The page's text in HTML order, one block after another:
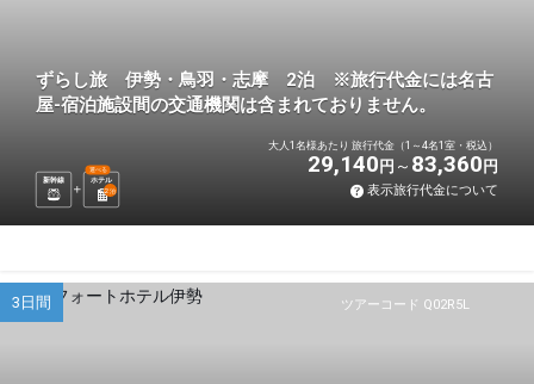
ずらし旅 伊勢・鳥羽・志摩 2泊 ※旅行代金には名古
屋-宿泊施設間の交通機関は含まれておりません。
新幹線 ホテル
選べる
2泊
大人1名様あたり 旅行代金（1～4名1室・税込）
29,140 円 83,360 円
表示旅行代金について
ツアーコード Q02R5L
3日間